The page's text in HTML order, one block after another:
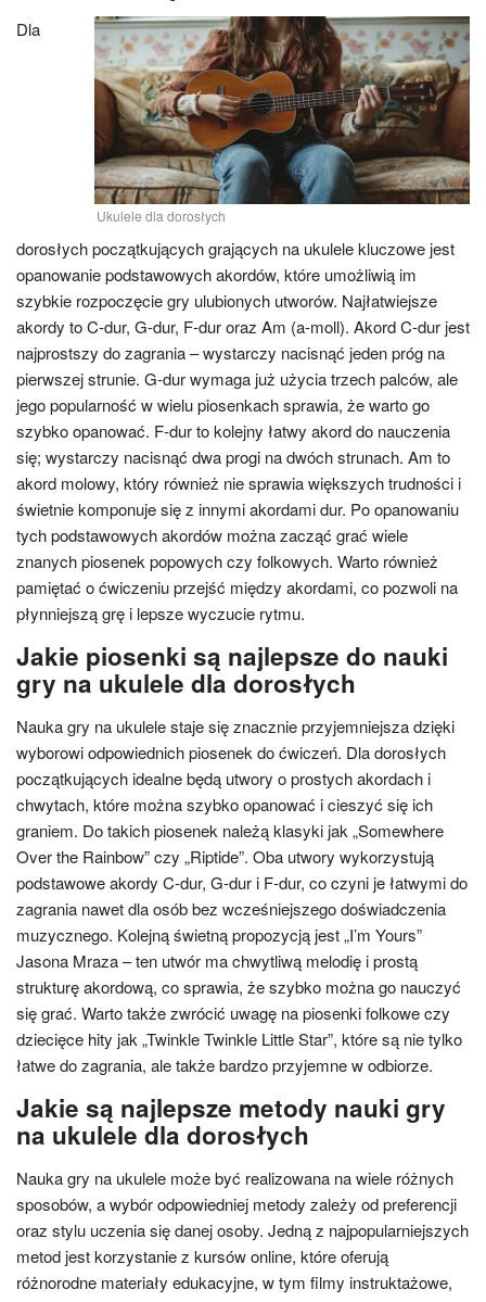
Ukulele dla dorosłych
Dla
dorosłych początkujących grających na ukulele kluczowe jest
opanowanie podstawowych akordów, które umożliwią im
szybkie rozpoczęcie gry ulubionych utworów. Najłatwiejsze
akordy to C-dur, G-dur, F-dur oraz Am (a-moll). Akord C-dur jest
najprostszy do zagrania – wystarczy nacisnąć jeden próg na
pierwszej strunie. G-dur wymaga już użycia trzech palców, ale
jego popularność w wielu piosenkach sprawia, że warto go
szybko opanować. F-dur to kolejny łatwy akord do nauczenia
się; wystarczy nacisnąć dwa progi na dwóch strunach. Am to
akord molowy, który również nie sprawia większych trudności i
świetnie komponuje się z innymi akordami dur. Po opanowaniu
tych podstawowych akordów można zacząć grać wiele
znanych piosenek popowych czy folkowych. Warto również
pamiętać o ćwiczeniu przejść między akordami, co pozwoli na
płynniejszą grę i lepsze wyczucie rytmu.
Jakie piosenki są najlepsze do nauki
gry na ukulele dla dorosłych
Nauka gry na ukulele staje się znacznie przyjemniejsza dzięki
wyborowi odpowiednich piosenek do ćwiczeń. Dla dorosłych
początkujących idealne będą utwory o prostych akordach i
chwytach, które można szybko opanować i cieszyć się ich
graniem. Do takich piosenek należą klasyki jak „Somewhere
Over the Rainbow” czy „Riptide”. Oba utwory wykorzystują
podstawowe akordy C-dur, G-dur i F-dur, co czyni je łatwymi do
zagrania nawet dla osób bez wcześniejszego doświadczenia
muzycznego. Kolejną świetną propozycją jest „I’m Yours”
Jasona Mraza – ten utwór ma chwytliwą melodię i prostą
strukturę akordową, co sprawia, że szybko można go nauczyć
się grać. Warto także zwrócić uwagę na piosenki folkowe czy
dziecięce hity jak „Twinkle Twinkle Little Star”, które są nie tylko
łatwe do zagrania, ale także bardzo przyjemne w odbiorze.
Jakie są najlepsze metody nauki gry
na ukulele dla dorosłych
Nauka gry na ukulele może być realizowana na wiele różnych
sposobów, a wybór odpowiedniej metody zależy od preferencji
oraz stylu uczenia się danej osoby. Jedną z najpopularniejszych
metod jest korzystanie z kursów online, które oferują
różnorodne materiały edukacyjne, w tym filmy instruktażowe,